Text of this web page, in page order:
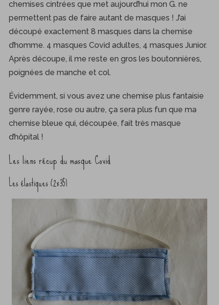
chemises cintrées que met aujourd’hui mon G. ne
permettent pas de faire autant de masques ! J’ai
découpé exactement 8 masques dans la chemise
d’homme. 4 masques Covid adultes, 4 masques Junior.
Après découpe, il me reste en gros les boutonnières,
poignées de manche et col.
Évidemment, si vous avez une chemise plus fantaisie
genre rayée, rose ou autre, ça sera plus fun que ma
chemise bleue qui, découpée, fait très masque
d’hôpital !
Les liens récup du masque Covid
Les élastiques (2×35)